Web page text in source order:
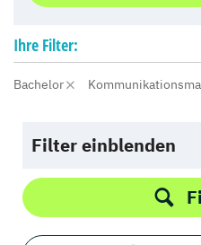
Ihre Filter:
Bachelor
Filter einblenden